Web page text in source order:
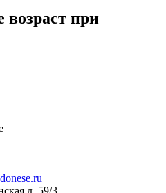
возраст при
д. 59/3